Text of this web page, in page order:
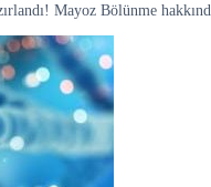
Mayoz Bölünme